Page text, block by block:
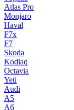
Atlas Pro
Monjaro
Haval
F7x
F7
Skoda
Kodiaq
Octavia
Yeti
Audi
A5
A6